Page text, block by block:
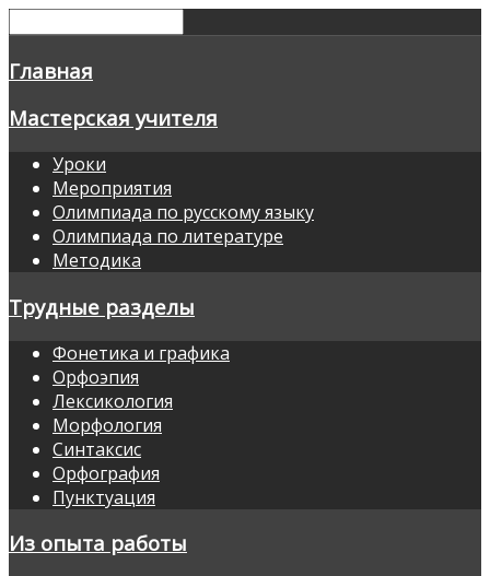
Главная
Мастерская учителя
Уроки
Мероприятия
Олимпиада по русскому языку
Олимпиада по литературе
Методика
Трудные разделы
Фонетика и графика
Орфоэпия
Лексикология
Морфология
Синтаксис
Орфография
Пунктуация
Из опыта работы